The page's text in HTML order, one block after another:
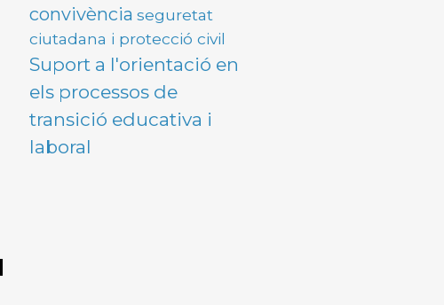
convivència seguretat
ciutadana i protecció civil
Suport a l'orientació en
els processos de
transició educativa i
laboral